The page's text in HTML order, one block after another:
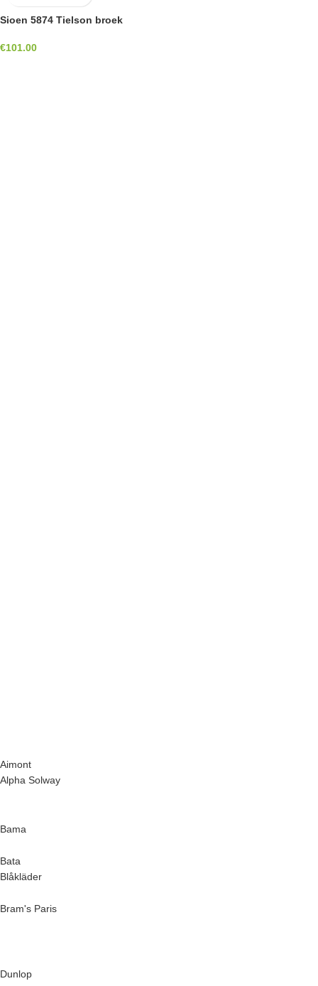
Sioen 5874 Tielson broek
€101.00
Aimont
Alpha Solway
Bama
Bata
Blåkläder
Bram's Paris
Dunlop